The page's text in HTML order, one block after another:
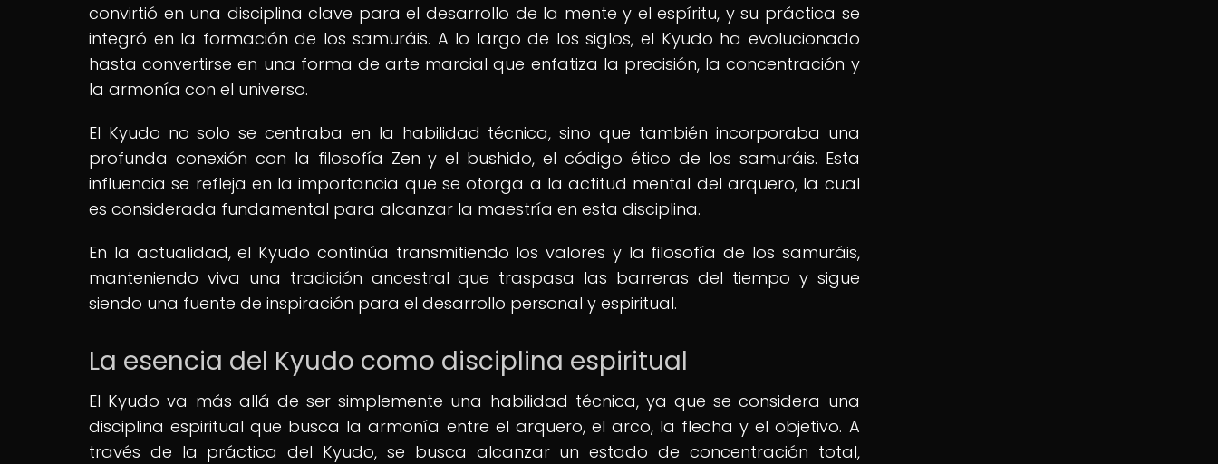
convirtió en una disciplina clave para el desarrollo de la mente y el espíritu, y su práctica se
integró en la formación de los samuráis. A lo largo de los siglos, el Kyudo ha evolucionado
hasta convertirse en una forma de arte marcial que enfatiza la precisión, la concentración y
la armonía con el universo.
El Kyudo no solo se centraba en la habilidad técnica, sino que también incorporaba una
profunda conexión con la filosofía Zen y el bushido, el código ético de los samuráis. Esta
influencia se refleja en la importancia que se otorga a la actitud mental del arquero, la cual
es considerada fundamental para alcanzar la maestría en esta disciplina.
En la actualidad, el Kyudo continúa transmitiendo los valores y la filosofía de los samuráis,
manteniendo viva una tradición ancestral que traspasa las barreras del tiempo y sigue
siendo una fuente de inspiración para el desarrollo personal y espiritual.
La esencia del Kyudo como disciplina espiritual
El Kyudo va más allá de ser simplemente una habilidad técnica, ya que se considera una
disciplina espiritual que busca la armonía entre el arquero, el arco, la flecha y el objetivo. A
través de la práctica del Kyudo, se busca alcanzar un estado de concentración total,